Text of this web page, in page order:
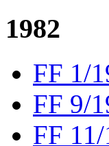
1982
FF 1/
FF 9/
FF